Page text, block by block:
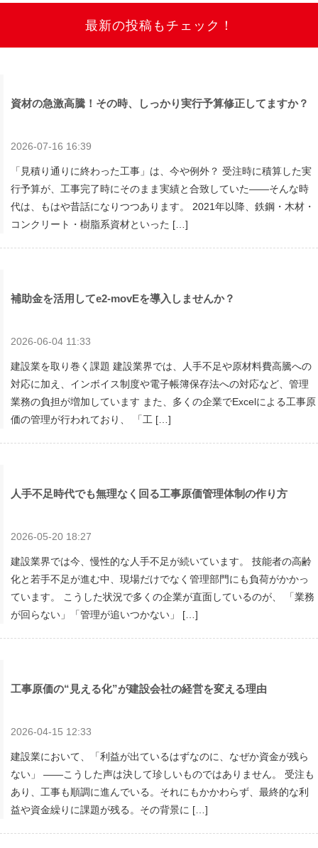
最新の投稿もチェック！
資材の急激高騰！その時、しっかり実行予算修正してますか？
2026-07-16 16:39
「見積り通りに終わった工事」は、今や例外？ 受注時に積算した実
行予算が、工事完了時にそのまま実績と合致していた——そんな時
代は、もはや昔話になりつつあります。 2021年以降、鉄鋼・木材・
コンクリート・樹脂系資材といった […]
補助金を活用してe2-movEを導入しませんか？
2026-06-04 11:33
建設業を取り巻く課題 建設業界では、人手不足や原材料費高騰への
対応に加え、インボイス制度や電子帳簿保存法への対応など、管理
業務の負担が増加しています また、多くの企業でExcelによる工事原
価の管理が行われており、 「工 […]
人手不足時代でも無理なく回る工事原価管理体制の作り方
2026-05-20 18:27
建設業界では今、慢性的な人手不足が続いています。 技能者の高齢
化と若手不足が進む中、現場だけでなく管理部門にも負荷がかかっ
ています。 こうした状況で多くの企業が直面しているのが、 「業務
が回らない」「管理が追いつかない」 […]
工事原価の“見える化”が建設会社の経営を変える理由
2026-04-15 12:33
建設業において、「利益が出ているはずなのに、なぜか資金が残ら
ない」 ――こうした声は決して珍しいものではありません。 受注も
あり、工事も順調に進んでいる。それにもかかわらず、最終的な利
益や資金繰りに課題が残る。その背景に […]